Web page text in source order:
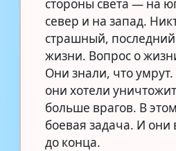
стороны света — на
север и на запад.
страшный,
жизни. Вопрос о
Они знали, что
они хотели
больше врагов. В
боевая задача. И
до конца.